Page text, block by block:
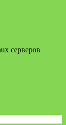
серверов